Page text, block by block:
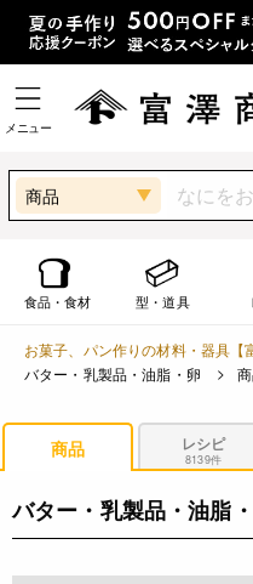
メニュー
商品
食品・食材 型・道具
お菓子、パン作りの材料・器具【
バター・乳製品・油脂・卵
商品 レシピ
8139件
バター・乳製品・油脂